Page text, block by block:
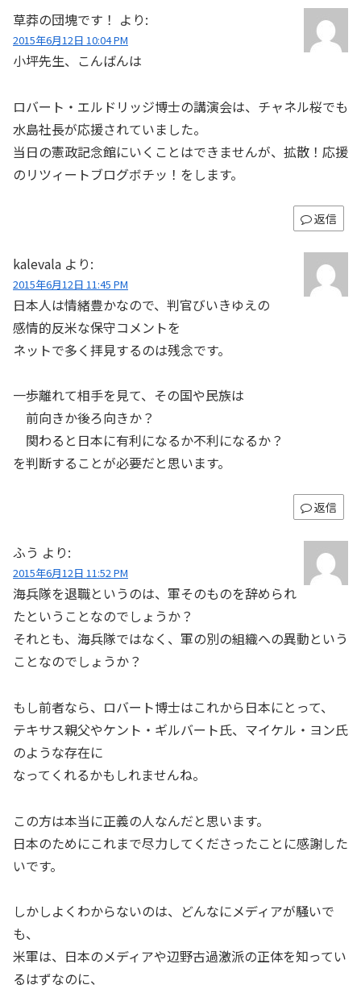
草莽の団塊です！ より:
2015年6月12日 10:04 PM
小坪先生、こんばんは
ロバート・エルドリッジ博士の講演会は、チャネル桜でも
水島社長が応援されていました。
当日の憲政記念館にいくことはできませんが、拡散！応援
のリツィートブログボチッ！をします。
返信
kalevala より:
2015年6月12日 11:45 PM
日本人は情緒豊かなので、判官びいきゆえの
感情的反米な保守コメントを
ネットで多く拝見するのは残念です。
一歩離れて相手を見て、その国や民族は
前向きか後ろ向きか？
関わると日本に有利になるか不利になるか？
を判断することが必要だと思います。
返信
ふう より:
2015年6月12日 11:52 PM
海兵隊を退職というのは、軍そのものを辞められ
たということなのでしょうか？
それとも、海兵隊ではなく、軍の別の組織への異動という
ことなのでしょうか？
もし前者なら、ロバート博士はこれから日本にとって、
テキサス親父やケント・ギルバート氏、マイケル・ヨン氏
のような存在に
なってくれるかもしれませんね。
この方は本当に正義の人なんだと思います。
日本のためにこれまで尽力してくださったことに感謝した
いです。
しかしよくわからないのは、どんなにメディアが騒いで
も、
米軍は、日本のメディアや辺野古過激派の正体を知ってい
るはずなのに、